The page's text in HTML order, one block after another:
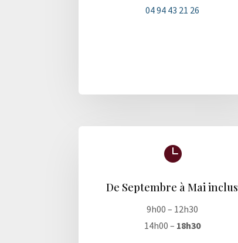
04 94 43 21 26

De Septembre à Mai inclus
9h00 – 12h30
14h00 – 18h30